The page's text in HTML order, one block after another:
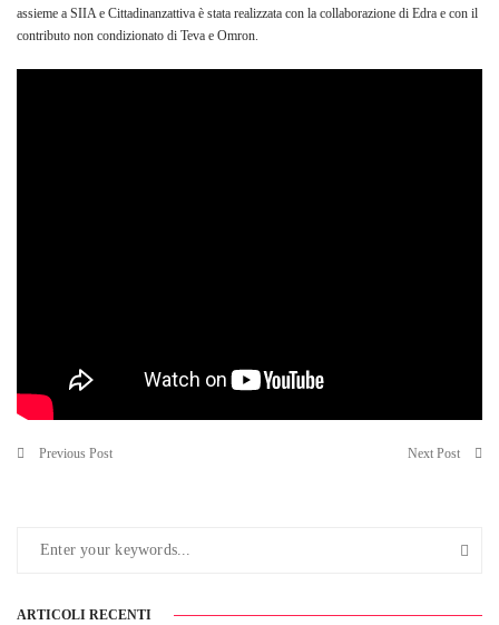
assieme a SIIA e Cittadinanzattiva è stata realizzata con la collaborazione di Edra e con il
contributo non condizionato di Teva e Omron.
Previous Post Next Post
ARTICOLI RECENTI